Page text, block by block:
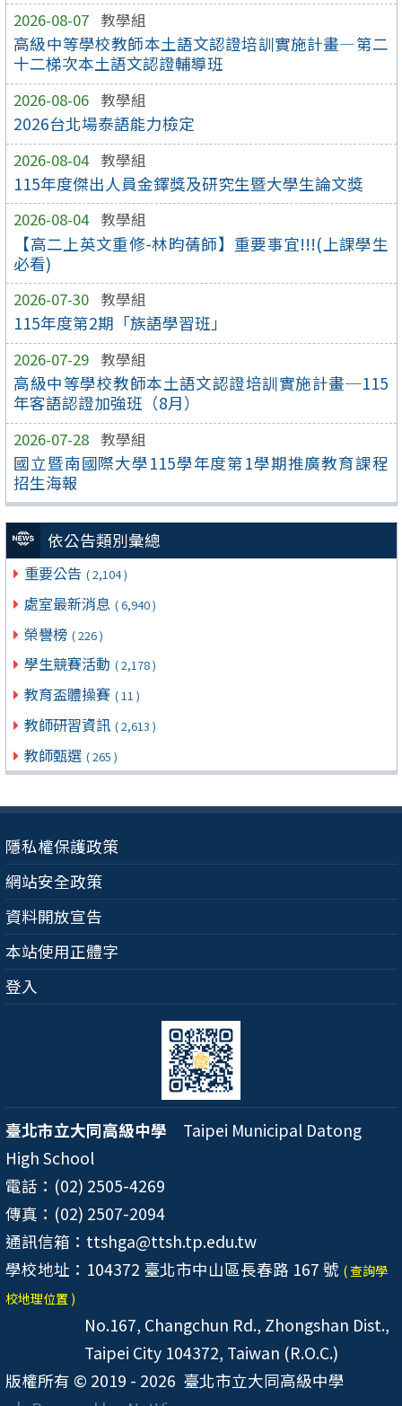
2026-08-07 教學組
高級中等學校教師本土語文認證培訓實施計畫—第二
十二梯次本土語文認證輔導班
2026-08-06 教學組
2026台北場泰語能力檢定
2026-08-04 教學組
115年度傑出人員金鐸獎及研究生暨大學生論文獎
2026-08-04 教學組
【高二上英文重修-林昀蒨師】重要事宜!!!(上課學生
必看)
2026-07-30 教學組
115年度第2期「族語學習班」
2026-07-29 教學組
高級中等學校教師本土語文認證培訓實施計畫─115
年客語認證加強班（8月）
2026-07-28 教學組
國立暨南國際大學115學年度第1學期推廣教育課程
招生海報
依公告類別彙總
重要公告 ( 2,104 )
處室最新消息 ( 6,940 )
榮譽榜 ( 226 )
學生競賽活動 ( 2,178 )
教育盃體操賽 ( 11 )
教師研習資訊 ( 2,613 )
教師甄選 ( 265 )
隱私權保護政策
網站安全政策
資料開放宣告
本站使用正體字
登入
臺北市立大同高級中學 Taipei Municipal Datong
High School
電話：(02) 2505-4269
傳真：(02) 2507-2094
通訊信箱：ttshga@ttsh.tp.edu.tw
學校地址：104372 臺北市中山區長春路 167 號 ( 查詢學
校地理位置 )
No.167, Changchun Rd., Zhongshan Dist.,
Taipei City 104372, Taiwan (R.O.C.)
版權所有 © 2019 - 2026 臺北市立大同高級中學